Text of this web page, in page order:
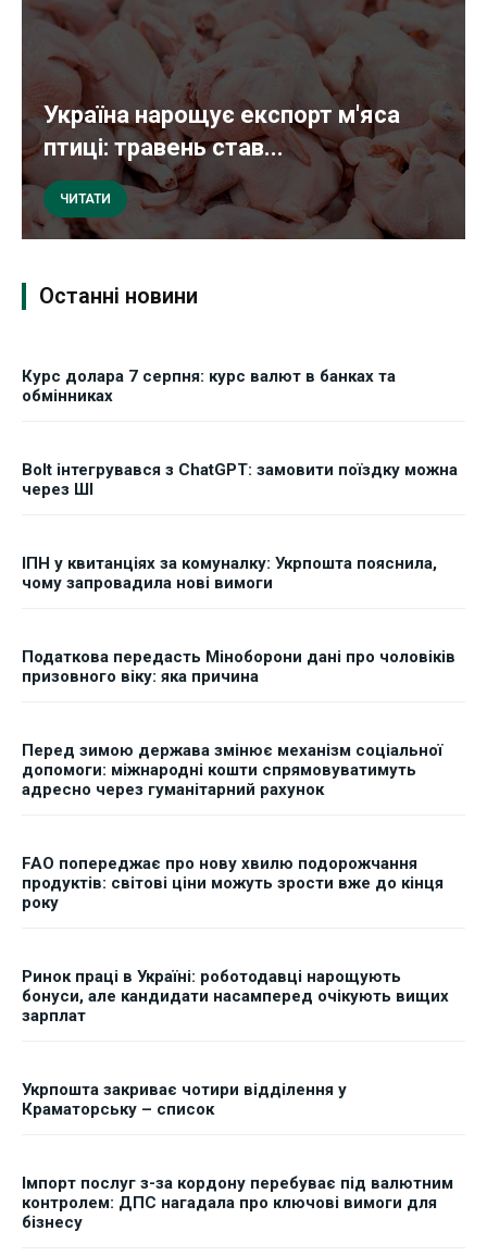
Україна нарощує експорт м'яса
птиці: травень став...
ЧИТАТИ
Останні новини
Курс долара 7 серпня: курс валют в банках та
обмінниках
Bolt інтегрувався з ChatGPT: замовити поїздку можна
через ШІ
ІПН у квитанціях за комуналку: Укрпошта пояснила,
чому запровадила нові вимоги
Податкова передасть Міноборони дані про чоловіків
призовного віку: яка причина
Перед зимою держава змінює механізм соціальної
допомоги: міжнародні кошти спрямовуватимуть
адресно через гуманітарний рахунок
FAO попереджає про нову хвилю подорожчання
продуктів: світові ціни можуть зрости вже до кінця
року
Ринок праці в Україні: роботодавці нарощують
бонуси, але кандидати насамперед очікують вищих
зарплат
Укрпошта закриває чотири відділення у
Краматорську – список
Імпорт послуг з-за кордону перебуває під валютним
контролем: ДПС нагадала про ключові вимоги для
бізнесу